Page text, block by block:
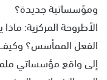
ومؤسساتية جديدة؟
الأطروحة المركزية:
الفعل الممأسس؟ وكيف
إلى واقع مؤسساتي